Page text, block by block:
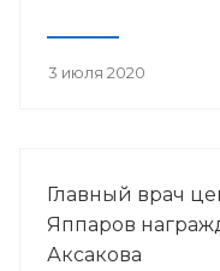
3 июля 2020
Главный врач
Яппаров
Аксакова